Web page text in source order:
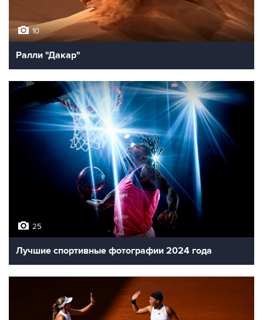
10
Ралли "Дакар"
25
Лучшие спортивные фотографии 2024 года